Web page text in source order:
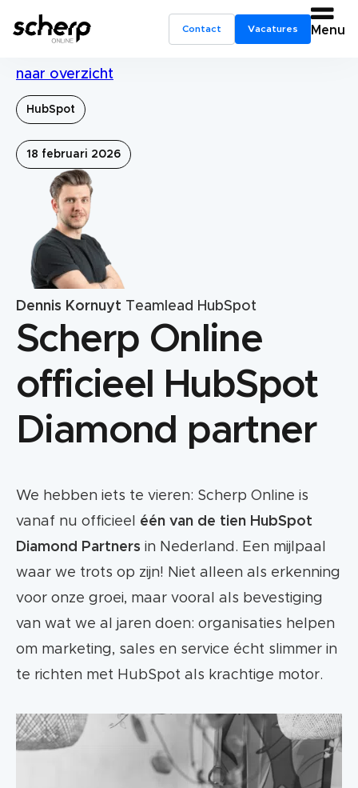
Contact Vacatures Menu
naar overzicht
HubSpot
18 februari 2026
Dennis Kornuyt Teamlead HubSpot
Scherp Online
officieel HubSpot
Diamond partner
We hebben iets te vieren: Scherp Online is
vanaf nu officieel één van de tien HubSpot
Diamond Partners in Nederland. Een mijlpaal
waar we trots op zijn! Niet alleen als erkenning
voor onze groei, maar vooral als bevestiging
van wat we al jaren doen: organisaties helpen
om marketing, sales en service écht slimmer in
te richten met HubSpot als krachtige motor.